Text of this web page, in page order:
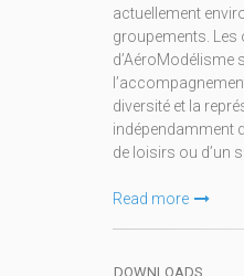
actuellement
groupements. Les
diversité et la
indépendamment
de loisirs ou d’un
Read more
DOWNLOADS